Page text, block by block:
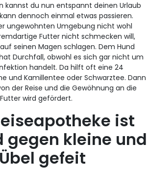
kannst du nun entspannt deinen Urlaub
dennoch einmal etwas passieren.
ungewohnten Umgebung nicht wohl
Futter nicht schmecken will,
seinen Magen schlagen. Dem Hund
Durchfall, obwohl es sich gar nicht um
handelt. Da hilft oft eine 24
und Kamillentee oder Schwarztee. Dann
der Reise und die Gewöhnung an die
wird gefördert.
ist
gegen kleine und
gefeit